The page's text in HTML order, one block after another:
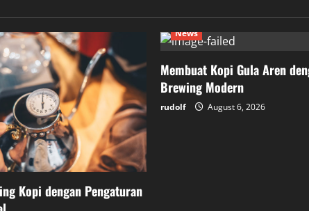
Kopi dengan Pengaturan
News
Membuat Kopi Gula Aren
Brewing Modern
rudolf August 6, 2026